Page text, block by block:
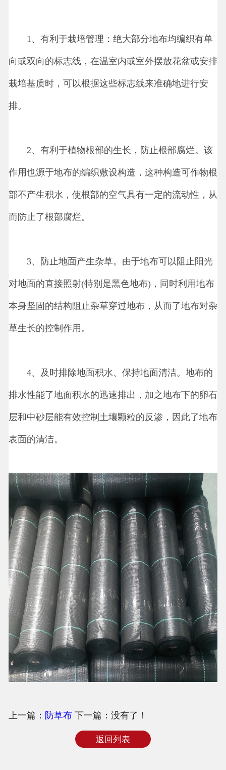
1、有利于栽培管理：绝大部分地布均编织有单
向或双向的标志线，在温室内或室外摆放花盆或安排
栽培基质时，可以根据这些标志线来准确地进行安
排。
2、有利于植物根部的生长，防止根部腐烂。该
作用也源于地布的编织敷设构造，这种构造可作物根
部不产生积水，使根部的空气具有一定的流动性，从
而防止了根部腐烂。
3、防止地面产生杂草。由于地布可以阻止阳光
对地面的直接照射(特别是黑色地布)，同时利用地布
本身坚固的结构阻止杂草穿过地布，从而了地布对杂
草生长的控制作用。
4、及时排除地面积水、保持地面清洁。地布的
排水性能了地面积水的迅速排出，加之地布下的卵石
层和中砂层能有效控制土壤颗粒的反渗，因此了地布
表面的清洁。
上一篇： 防草布下一篇：没有了！
返回列表